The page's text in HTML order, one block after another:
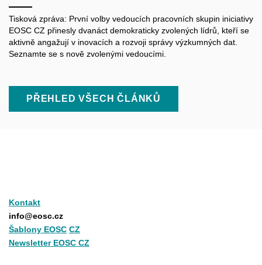
Tisková zpráva: První volby vedoucích pracovních skupin iniciativy
EOSC CZ přinesly dvanáct demokraticky zvolených lídrů, kteří se
aktivně angažují v inovacích a rozvoji správy výzkumných dat.
Seznamte se s nově zvolenými vedoucími.
PŘEHLED VŠECH ČLÁNKŮ
Kontakt
info@eosc.cz
Šablony EOSC CZ
Newsletter EOSC CZ